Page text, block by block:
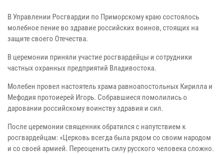
В Управлении Росгвардии по Приморскому краю состоялось
молебное пение во здравие российских воинов, стоящих на
защите своего Отечества.
В церемонии приняли участие росгвардейцы и сотрудники
частных охранных предприятий Владивостока.
Молебен провел настоятель храма равноапостольных Кирилла и
Мефодия протоиерей Игорь. Собравшиеся помолились о
даровании российскому воинству здравия и сил.
После церемонии священник обратился с напутствием к
росгвардейцам: «Церковь всегда была рядом со своим народом
и со своей армией. Переоценить силу русского человека сложно.